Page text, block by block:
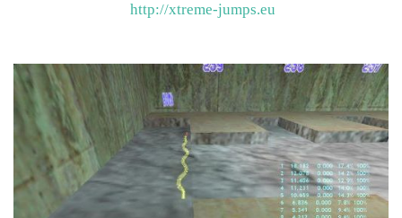
http://xtreme-jumps.eu